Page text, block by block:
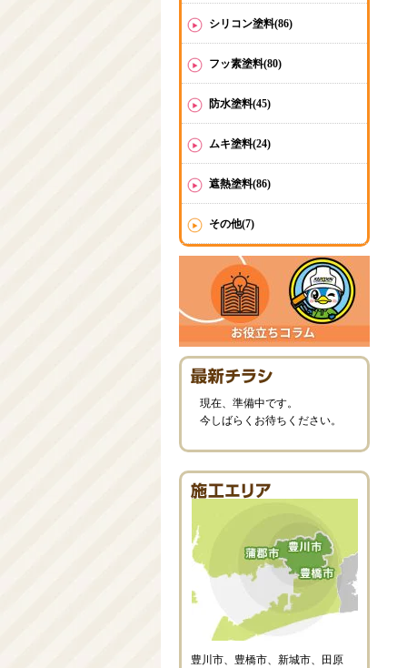
シリコン塗料(86)
フッ素塗料(80)
防水塗料(45)
ムキ塗料(24)
遮熱塗料(86)
その他(7)
現在、準備中です。
今しばらくお待ちください。
豊川市、豊橋市、新城市、田原